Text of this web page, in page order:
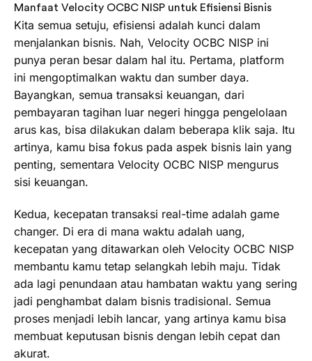
Manfaat Velocity OCBC NISP untuk Efisiensi Bisnis
Kita semua setuju, efisiensi adalah kunci dalam
menjalankan bisnis. Nah, Velocity OCBC NISP ini
punya peran besar dalam hal itu. Pertama, platform
ini mengoptimalkan waktu dan sumber daya.
Bayangkan, semua transaksi keuangan, dari
pembayaran tagihan luar negeri hingga pengelolaan
arus kas, bisa dilakukan dalam beberapa klik saja. Itu
artinya, kamu bisa fokus pada aspek bisnis lain yang
penting, sementara Velocity OCBC NISP mengurus
sisi keuangan.
Kedua, kecepatan transaksi real-time adalah game
changer. Di era di mana waktu adalah uang,
kecepatan yang ditawarkan oleh Velocity OCBC NISP
membantu kamu tetap selangkah lebih maju. Tidak
ada lagi penundaan atau hambatan waktu yang sering
jadi penghambat dalam bisnis tradisional. Semua
proses menjadi lebih lancar, yang artinya kamu bisa
membuat keputusan bisnis dengan lebih cepat dan
akurat.